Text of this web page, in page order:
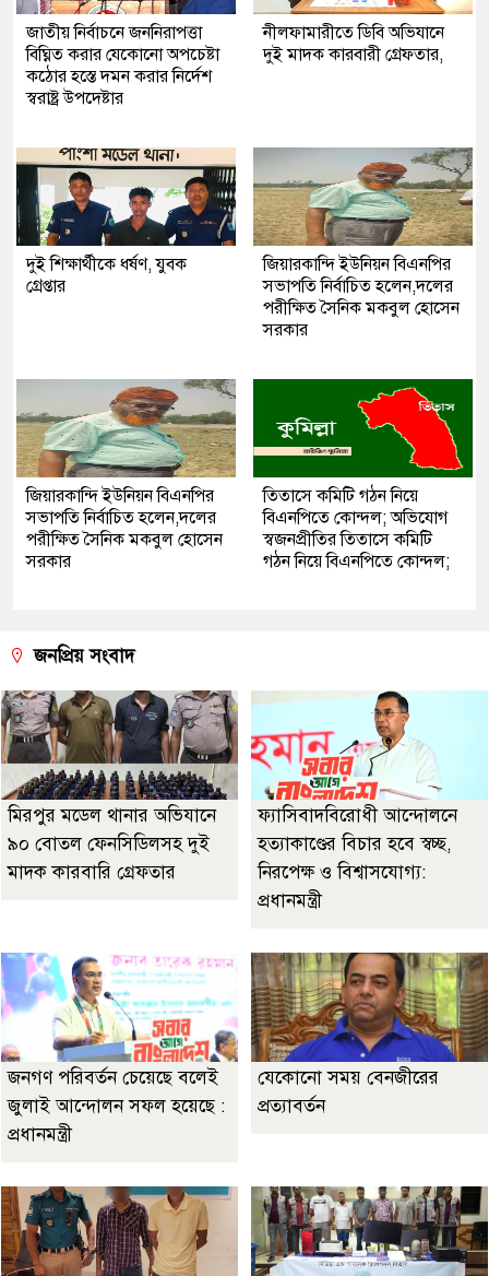
জাতীয় নির্বাচনে জননিরাপত্তা
বিঘ্নিত করার যেকোনো অপচেষ্টা
কঠোর হস্তে দমন করার নির্দেশ
স্বরাষ্ট্র উপদেষ্টার
নীলফামারীতে ডিবি অভিযানে
দুই মাদক কারবারী গ্রেফতার,
দুই শিক্ষার্থীকে ধর্ষণ, যুবক
গ্রেপ্তার
জিয়ারকান্দি ইউনিয়ন বিএনপির
সভাপতি নির্বাচিত হলেন,দলের
পরীক্ষিত সৈনিক মকবুল হোসেন
সরকার
জিয়ারকান্দি ইউনিয়ন বিএনপির
সভাপতি নির্বাচিত হলেন,দলের
পরীক্ষিত সৈনিক মকবুল হোসেন
সরকার
তিতাসে কমিটি গঠন নিয়ে
বিএনপিতে কোন্দল; অভিযোগ
স্বজনপ্রীতির তিতাসে কমিটি
গঠন নিয়ে বিএনপিতে কোন্দল;
জনপ্রিয় সংবাদ
মিরপুর মডেল থানার অভিযানে
৯০ বোতল ফেনসিডিলসহ দুই
মাদক কারবারি গ্রেফতার
ফ্যাসিবাদবিরোধী আন্দোলনে
হত্যাকাণ্ডের বিচার হবে স্বচ্ছ,
নিরপেক্ষ ও বিশ্বাসযোগ্য:
প্রধানমন্ত্রী
জনগণ পরিবর্তন চেয়েছে বলেই
জুলাই আন্দোলন সফল হয়েছে :
প্রধানমন্ত্রী
যেকোনো সময় বেনজীরের
প্রত্যাবর্তন